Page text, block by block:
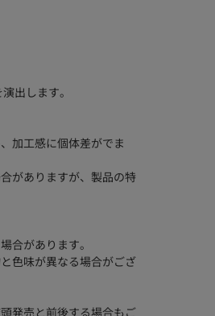
出します。
加工感に個体差がでま
がありますが、製品の特
合があります。
色味が異なる場合がござ
発売と前後する場合もご